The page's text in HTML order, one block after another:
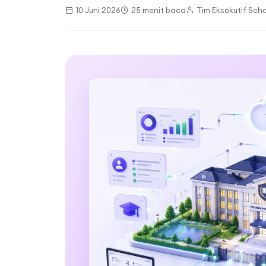
10 Juni 2026 25 menit baca Tim Eksekutif